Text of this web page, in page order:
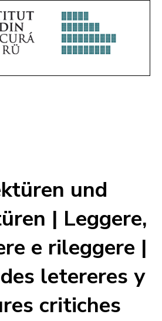
und
| Leggere,
e rileggere |
letereres y
critiches